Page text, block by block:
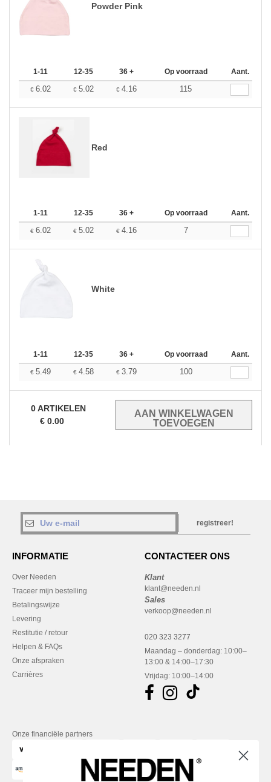
Powder Pink
1-11 12-35 36 + Op voorraad Aant.
€ 6.02 € 5.02 € 4.16 115
Red
1-11 12-35 36 + Op voorraad Aant.
€ 6.02 € 5.02 € 4.16 7
White
1-11 12-35 36 + Op voorraad Aant.
€ 5.49 € 4.58 € 3.79 100
0ARTIKELEN
€ 0.00
registreer!
INFORMATIE
Over Needen
Traceer mijn bestelling
Betalingswijze
Levering
Restitutie / retour
Helpen & FAQs
Onze afspraken
Carrières
CONTACTEER ONS
Klant
klant@needen.nl
Sales
verkoop@needen.nl
020 323 3277
Maandag – donderdag: 10:00–
13:00 & 14:00–17:30
Vrijdag: 10:00–14:00
Onze financiële partners